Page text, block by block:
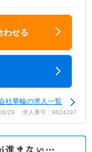
わせる
社華輪の求人一覧
29 求人番号：9824297